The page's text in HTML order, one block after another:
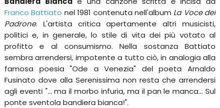
Franco Battiato nel 1981 contenuta nell'album La Voce del
Padrone. L'artista critica apertamente altri musicisti,
politici e, in generale, lo stile di vita dei più votato al
profitto e al consumismo. Nella sostanza Battiato
sembra arrendersi, impotente a tutto ciò, in analogia alla
famosa poesia "Ode a Venezia" del poeta Arnaldo
Fusinato dove alla Serenissima non resta che arrendersi
agli eventi "... ma il morbo infuria, ma il pan le manca... Sul
ponte sventola bandiera bianca!".